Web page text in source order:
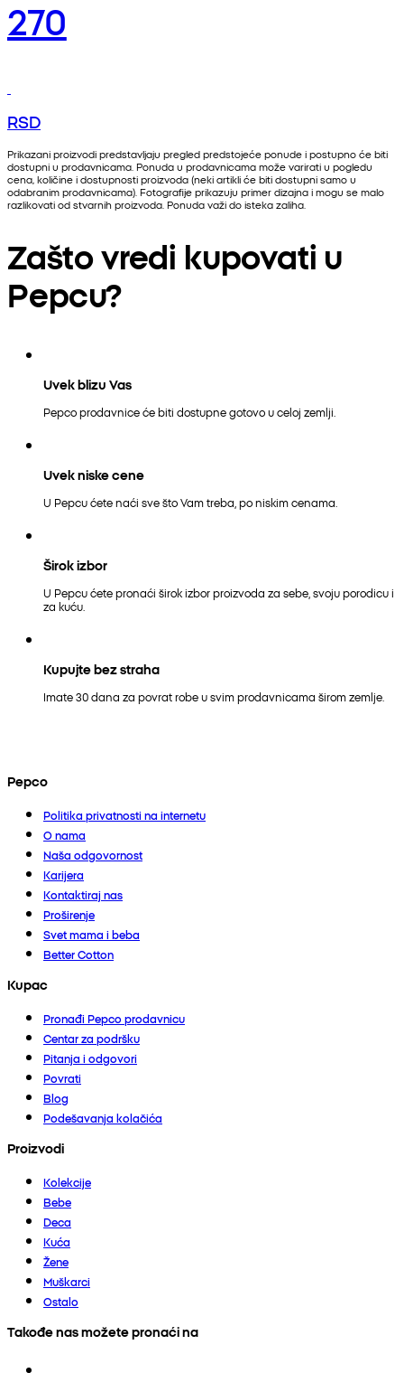
270
RSD
Prikazani proizvodi predstavljaju pregled predstojeće ponude i postupno će biti
dostupni u prodavnicama. Ponuda u prodavnicama može varirati u pogledu
cena, količine i dostupnosti proizvoda (neki artikli će biti dostupni samo u
odabranim prodavnicama). Fotografije prikazuju primer dizajna i mogu se malo
razlikovati od stvarnih proizvoda. Ponuda važi do isteka zaliha.
Zašto vredi kupovati u
Pepcu?
Uvek blizu Vas
Pepco prodavnice će biti dostupne gotovo u celoj zemlji.
Uvek niske cene
U Pepcu ćete naći sve što Vam treba, po niskim cenama.
Širok izbor
U Pepcu ćete pronaći širok izbor proizvoda za sebe, svoju porodicu i
za kuću.
Kupujte bez straha
Imate 30 dana za povrat robe u svim prodavnicama širom zemlje.
Pepco
Politika privatnosti na internetu
O nama
Naša odgovornost
Karijera
Kontaktiraj nas
Proširenje
Svet mama i beba
Better Cotton
Kupac
Pronađi Pepco prodavnicu
Centar za podršku
Pitanja i odgovori
Povrati
Blog
Podešavanja kolačića
Proizvodi
Kolekcije
Bebe
Deca
Kuća
Žene
Muškarci
Ostalo
Takođe nas možete pronaći na